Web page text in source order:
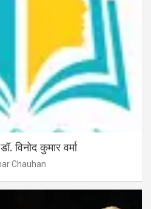
विनोद कुमार वर्मा
Chauhan